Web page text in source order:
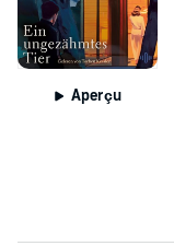
Aperçu